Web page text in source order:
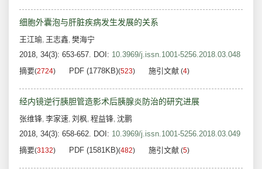
细胞外囊泡与肝脏疾病发生发展的关系
王江瑜, 王志鑫, 樊海宁
2018, 34(3): 653-657. DOI: 10.3969/j.issn.1001-5256.2018.03.048
摘要(2724) PDF (1778KB)(523) 施引文献 (4)
经内镜逆行胰胆管造影术后胰腺炎防治的研究进展
张维锋, 李家速, 刘枫, 程益锋, 沈鹏
2018, 34(3): 658-662. DOI: 10.3969/j.issn.1001-5256.2018.03.049
摘要(3132) PDF (1581KB)(482) 施引文献 (5)